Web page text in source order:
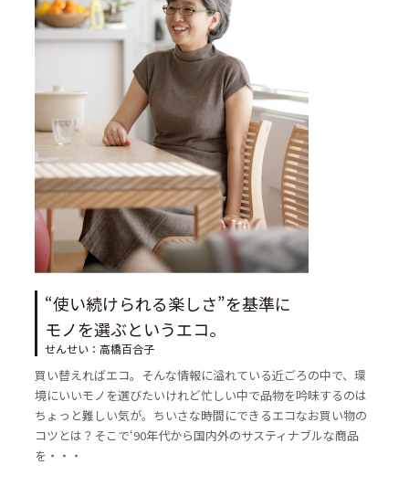
“使い続けられる楽しさ”を基準に
モノを選ぶというエコ。
せんせい：高橋百合子
買い替えればエコ。そんな情報に溢れている近ごろの中で、環
境にいいモノを選びたいけれど忙しい中で品物を吟味するのは
ちょっと難しい気が。ちいさな時間にできるエコなお買い物の
コツとは？そこで‘90年代から国内外のサスティナブルな商品
を・・・